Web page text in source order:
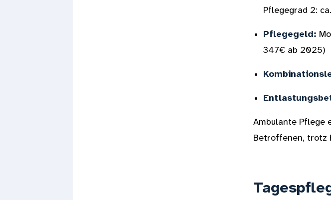
Pflegegrad 2:
Pflegegeld:
347€ ab 2025)
Ambulante Pflege
Betroffenen, trotz